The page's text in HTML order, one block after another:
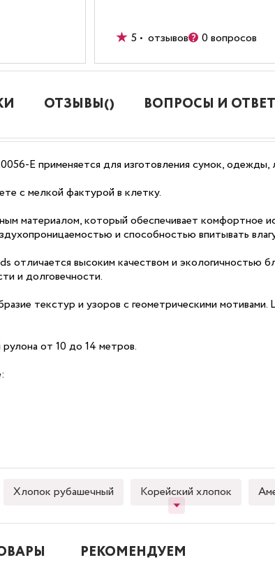
5 • отзывов 0 вопросов
ОТЗЫВЫ() ВОПРОСЫ И
E применяется для изготовления сумок, одежды,
с мелкой фактурой в клетку.
материалом, который обеспечивает комфортное
и способностью впитывать
высоким качеством и экологичностью
и долговечности.
текстур и узоров с геометрическими
от 10 до 14 метров.
Хлопок рубашечный Корейский хлопок
РЕКОМЕНДУЕМ